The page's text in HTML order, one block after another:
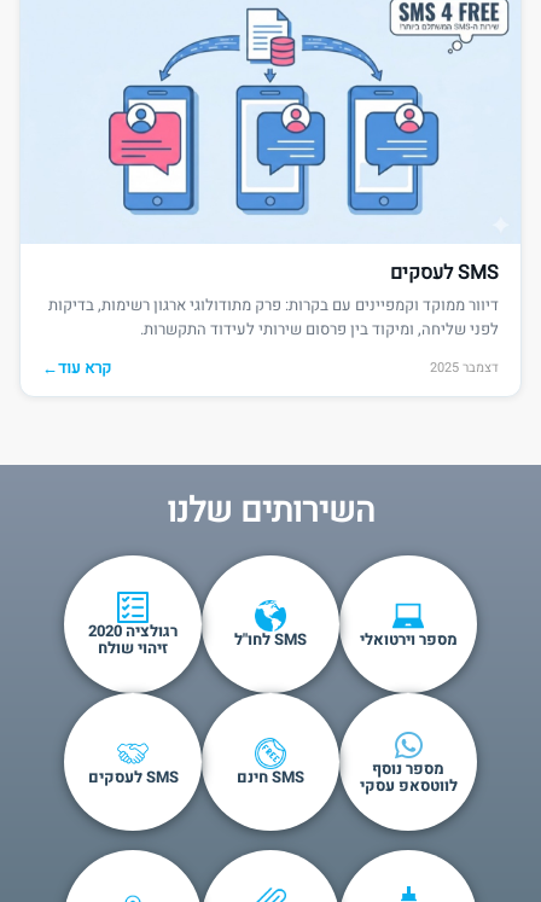
SMS לעסקים
דיוור ממוקד וקמפיינים עם בקרות: פרק מתודולוגי ארגון רשימות, בדיקות
לפני שליחה, ומיקוד בין פרסום שירותי לעידוד התקשרות.
דצמבר 2025 קרא עוד←
השירותים שלנו
מספר וירטואלי SMS לחו"ל רגולציה 2020
זיהוי שולח
מספר נוסף
לווטסאפ עסקי SMS חינם SMS לעסקים